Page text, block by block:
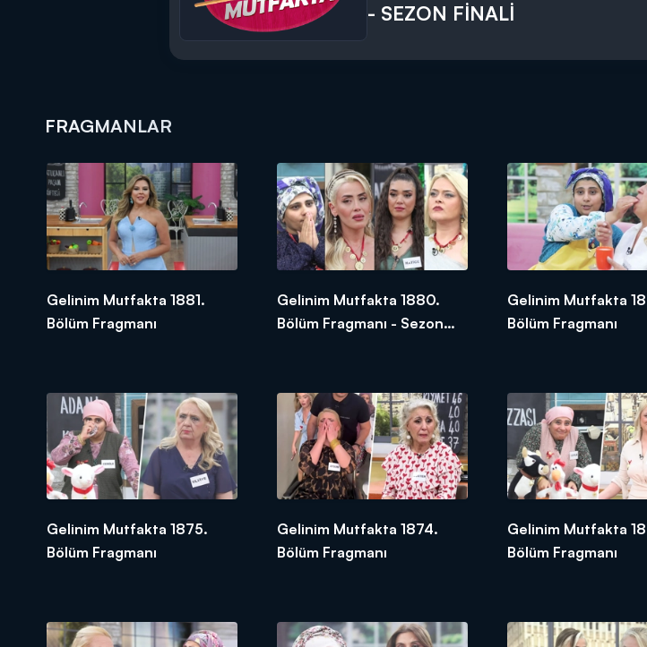
- SEZON FİNALİ
FRAGMANLAR
Gelinim Mutfakta 1881.
Bölüm Fragmanı
Gelinim Mutfakta 1880.
Bölüm Fragmanı - Sezon
Gelinim Mutfakta
Bölüm Fragmanı
Gelinim Mutfakta 1875.
Bölüm Fragmanı
Gelinim Mutfakta 1874.
Bölüm Fragmanı
Gelinim Mutfakta
Bölüm Fragmanı